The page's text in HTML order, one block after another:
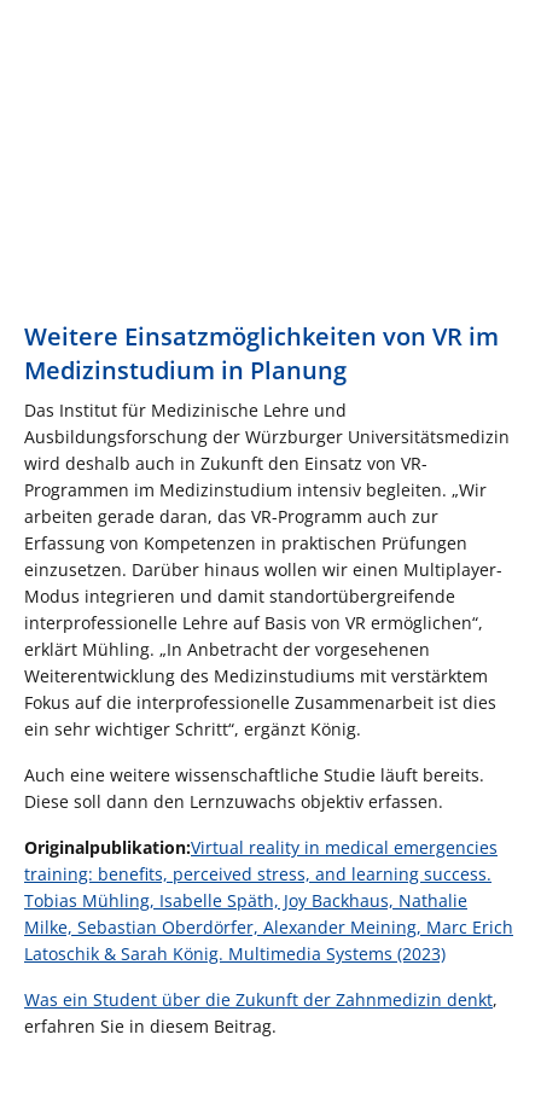
Weitere Einsatzmöglichkeiten von VR im
Medizinstudium in Planung
Das Institut für Medizinische Lehre und
Ausbildungsforschung der Würzburger Universitätsmedizin
wird deshalb auch in Zukunft den Einsatz von VR-
Programmen im Medizinstudium intensiv begleiten. „Wir
arbeiten gerade daran, das VR-Programm auch zur
Erfassung von Kompetenzen in praktischen Prüfungen
einzusetzen. Darüber hinaus wollen wir einen Multiplayer-
Modus integrieren und damit standortübergreifende
interprofessionelle Lehre auf Basis von VR ermöglichen“,
erklärt Mühling. „In Anbetracht der vorgesehenen
Weiterentwicklung des Medizinstudiums mit verstärktem
Fokus auf die interprofessionelle Zusammenarbeit ist dies
ein sehr wichtiger Schritt“, ergänzt König.
Auch eine weitere wissenschaftliche Studie läuft bereits.
Diese soll dann den Lernzuwachs objektiv erfassen.
Originalpublikation:Virtual reality in medical emergencies
training: benefits, perceived stress, and learning success.
Tobias Mühling, Isabelle Späth, Joy Backhaus, Nathalie
Milke, Sebastian Oberdörfer, Alexander Meining, Marc Erich
Latoschik & Sarah König. Multimedia Systems (2023)
Was ein Student über die Zukunft der Zahnmedizin denkt,
erfahren Sie in diesem Beitrag.